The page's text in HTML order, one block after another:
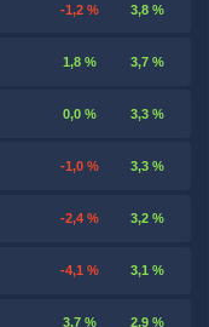
-1,2 % 3,8 %
1,8 % 3,7 %
0,0 % 3,3 %
-1,0 % 3,3 %
-2,4 % 3,2 %
-4,1 % 3,1 %
3,7 % 2,9 %